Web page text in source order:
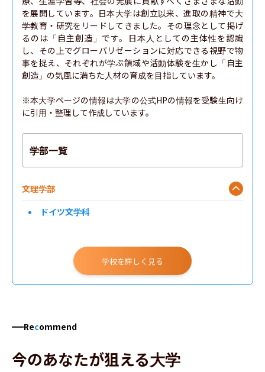
を展開しています。日本大学は創立以来、進取の精神で大
学教育・研究をリードしてきました。その理念として掲げ
るのは「自主創造」です。日本人としての主体性を認識
し、その上でグローバリゼーションに対応できる視野で物
事を捉え、それぞれが学ぶ領域や活動体験を生かし「自主
創造」の気風に満ちた人材の育成を目指しています。
※本大学ページの情報は大学の公式HPの情報を受験生向け
に引用・整理して作成しています。
学部一覧
文理学部
ドイツ文学科
学校を詳しく見る
Recommend
今のあなたが狙える大学